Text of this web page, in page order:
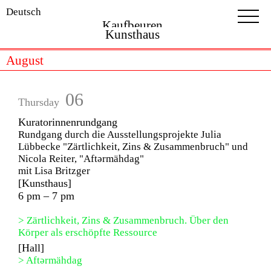
Kaufbeuren
Kunsthaus
Deutsch
August
Thursday 06
Kuratorinnenrundgang
Rundgang durch die Ausstellungsprojekte Julia
Lübbecke "Zärtlichkeit, Zins & Zusammenbruch" und
Nicola Reiter, "Aftərmähdag"
mit Lisa Britzger
[Kunsthaus]
6 pm – 7 pm
> Zärtlichkeit, Zins & Zusammenbruch. Über den
Körper als erschöpfte Ressource
[Hall]
> Aftərmähdag